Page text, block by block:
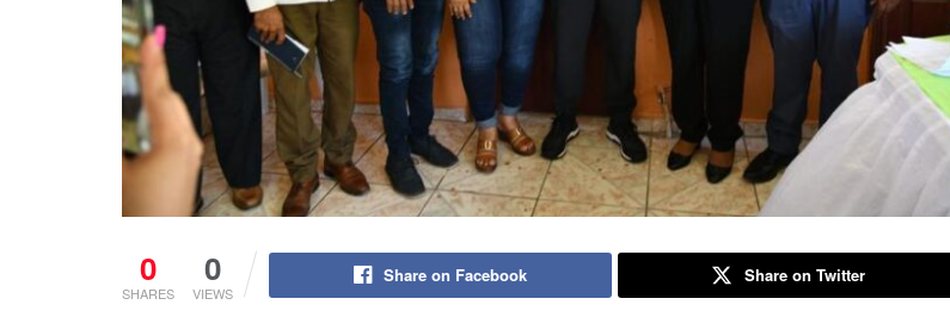
0
SHARES
0
VIEWS
Share on Facebook Share on Twitter